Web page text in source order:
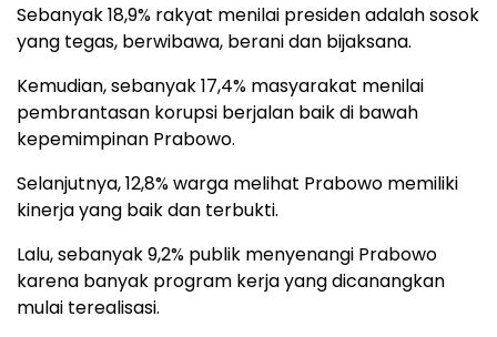
Sebanyak 18,9% rakyat menilai presiden adalah sosok
yang tegas, berwibawa, berani dan bijaksana.
Kemudian, sebanyak 17,4% masyarakat menilai
pembrantasan korupsi berjalan baik di bawah
kepemimpinan Prabowo.
Selanjutnya, 12,8% warga melihat Prabowo memiliki
kinerja yang baik dan terbukti.
Lalu, sebanyak 9,2% publik menyenangi Prabowo
karena banyak program kerja yang dicanangkan
mulai terealisasi.